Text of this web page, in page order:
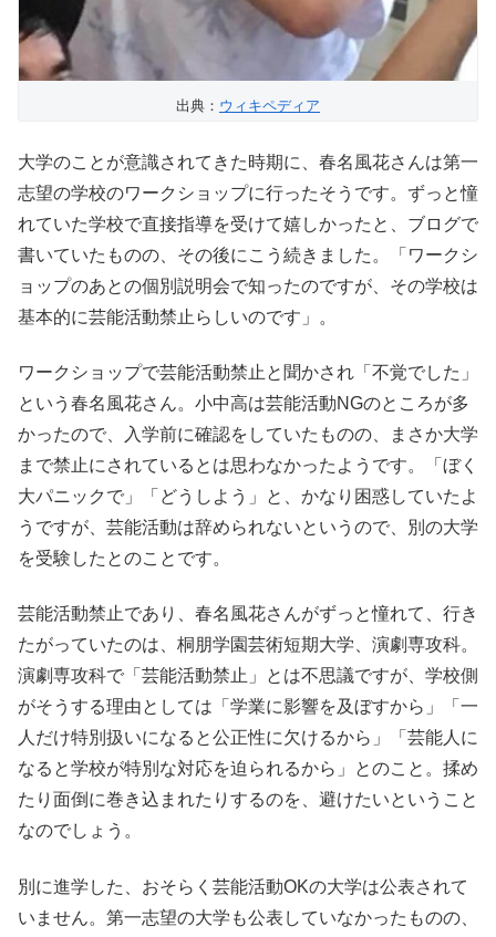
出典： ウィキペディア
大学のことが意識されてきた時期に、春名風花さんは第一
志望の学校のワークショップに行ったそうです。ずっと憧
れていた学校で直接指導を受けて嬉しかったと、ブログで
書いていたものの、その後にこう続きました。「ワークシ
ョップのあとの個別説明会で知ったのですが、その学校は
基本的に芸能活動禁止らしいのです」。
ワークショップで芸能活動禁止と聞かされ「不覚でした」
という春名風花さん。小中高は芸能活動NGのところが多
かったので、入学前に確認をしていたものの、まさか大学
まで禁止にされているとは思わなかったようです。「ぼく
大パニックで」「どうしよう」と、かなり困惑していたよ
うですが、芸能活動は辞められないというので、別の大学
を受験したとのことです。
芸能活動禁止であり、春名風花さんがずっと憧れて、行き
たがっていたのは、桐朋学園芸術短期大学、演劇専攻科。
演劇専攻科で「芸能活動禁止」とは不思議ですが、学校側
がそうする理由としては「学業に影響を及ぼすから」「一
人だけ特別扱いになると公正性に欠けるから」「芸能人に
なると学校が特別な対応を迫られるから」とのこと。揉め
たり面倒に巻き込まれたりするのを、避けたいということ
なのでしょう。
別に進学した、おそらく芸能活動OKの大学は公表されて
いません。第一志望の大学も公表していなかったものの、